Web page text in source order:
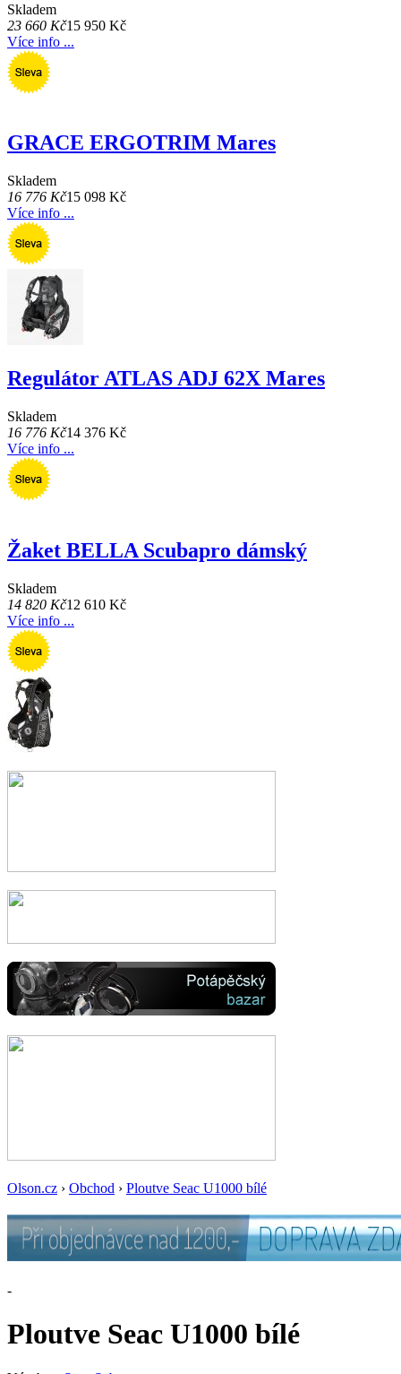
Skladem
23 660 Kč15 950 Kč
Více info ...
GRACE ERGOTRIM Mares
Skladem
16 776 Kč15 098 Kč
Více info ...
Regulátor ATLAS ADJ 62X Mares
Skladem
16 776 Kč14 376 Kč
Více info ...
Žaket BELLA Scubapro dámský
Skladem
14 820 Kč12 610 Kč
Více info ...
Olson.cz › Obchod › Ploutve Seac U1000 bílé
-
Ploutve Seac U1000 bílé